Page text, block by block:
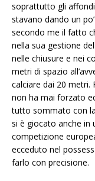
soprattutto gli
stavano dando un
secondo me il fatto
nella sua gestione
nelle chiusure e nei
metri di spazio
calciare dai 20 metri.
non ha mai forzato
tutto sommato con la
si è giocato anche in
competizione
ecceduto nel
farlo con precisione.